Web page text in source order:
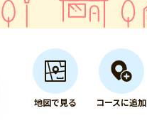
地図で見る コースに追加